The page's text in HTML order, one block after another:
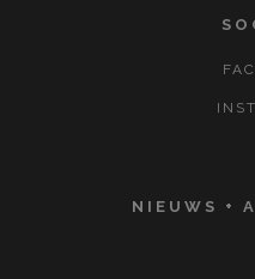
NIEUWS +